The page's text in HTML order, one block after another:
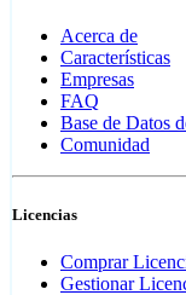
Acerca de
Características
Empresas
FAQ
Base de Datos
Comunidad
Licencias
Comprar
Gestionar